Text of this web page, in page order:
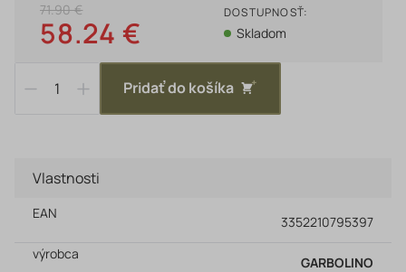
71.90 €
58.24 €
DOSTUPNOSŤ:
Skladom
Pridať do košíka
Vlastnosti
EAN
3352210795397
výrobca
GARBOLINO